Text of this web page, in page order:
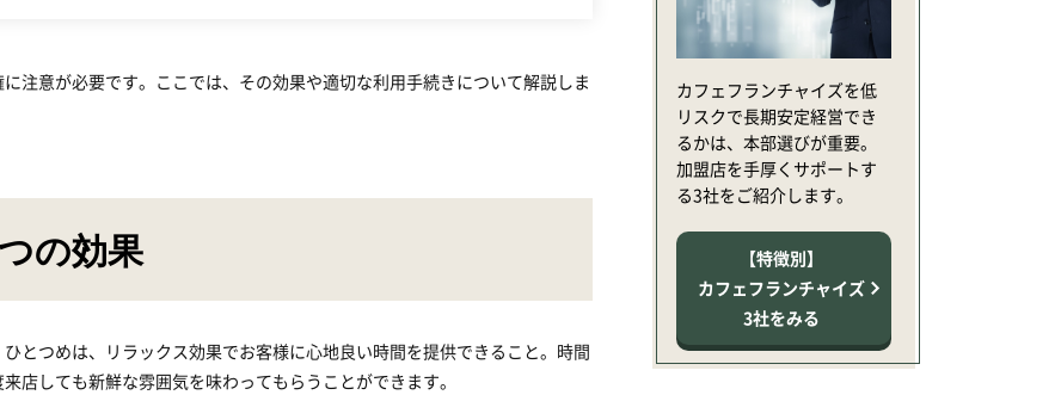
注意が必要です。ここでは、その効果や適切な利用手続きについて解説しま
の効果
とつめは、リラックス効果でお客様に心地良い時間を提供できること。時間
店しても新鮮な雰囲気を味わってもらうことができます。
カフェフランチャイズを低
リスクで長期安定経営でき
るかは、本部選びが重要。
加盟店を手厚くサポートす
る3社をご紹介します。
【特徴別】
カフェフランチャイズ
3社をみる